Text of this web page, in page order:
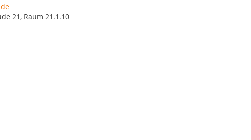
21, Raum 21.1.10